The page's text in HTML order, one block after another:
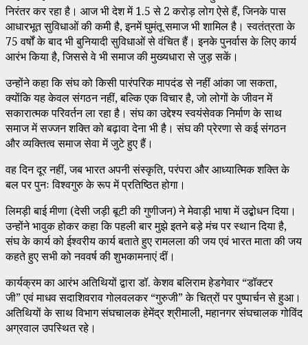
निरंतर कर रहा है। आज भी देश में 1.5 से 2 करोड़ लोग ऐसे हैं, जिनके पास
आधारभूत सुविधाओं की कमी है, इनमें घुमंतू समाज भी शामिल है। स्वतंत्रता के
75 वर्षों के बाद भी बुनियादी सुविधाओं से वंचित हैं। इनके पुनर्वास के लिए कार्य
आरंभ किया है, जिससे वे भी समाज की मुख्यधारा से जुड़ सकें।
उन्होंने कहा कि संघ को किसी पारंपरिक मापदंड से नहीं आंका जा सकता,
क्योंकि यह केवल संगठन नहीं, बल्कि एक विचार है, जो लोगों के जीवन में
सकारात्मक परिवर्तन ला रहा है। संघ का उद्देश्य स्वयंसेवक निर्माण के साथ
समाज में सज्जन शक्ति को बढ़ावा देना भी है। संघ की प्रेरणा से कई संगठन
और व्यक्तित्व समाज सेवा में जुटे हुए हैं।
वह दिन दूर नहीं, जब भारत अपनी संस्कृति, परंपरा और आध्यात्मिक शक्ति के
बल पर पुनः विश्वगुरु के रूप में प्रतिष्ठित होगा।
लिमड़ी बाई मीणा (देसी जड़ी बूटी की गुणीजन) ने मेवाड़ी भाषा में उद्बोधन दिया।
उन्होंने भावुक होकर कहा कि पहली बार मुझे इतने बड़े मंच पर स्थान दिया है,
संघ के कार्य को ईश्वरीय कार्य बताते हुए रामलला की जय एवं भारत माता की जय
कहते हुए सभी को नववर्ष की शुभकामनाएं दीं।
कार्यक्रम का आरंभ अतिथियों द्वारा डॉ. केशव बलिराम हेडगेवार “डॉक्टर
जी” एवं माधव सदाशिवराव गोलवलकर “गुरुजी” के चित्रों पर पुष्पार्चन से हुआ।
अतिथियों के साथ विभाग संघचालक हेमेंद्र श्रीमाली, महानगर संघचालक गोविंद
अग्रवाल उपस्थित रहे।